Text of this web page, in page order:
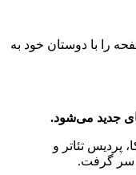
را با دوستان خود به
جدید می‌شود.
پردیس تئاتر و
سر گرفت.